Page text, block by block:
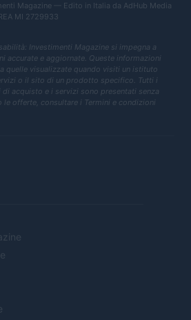
Magazine — Edito in Italia da AdHub Media
MI 2729933
Investimenti Magazine si impegna a
accurate e aggiornate. Queste informazioni
quelle visualizzate quando visiti un istituto
o il sito di un prodotto specifico. Tutti i
acquisto e i servizi sono presentati senza
le offerte, consultare i Termini e condizioni